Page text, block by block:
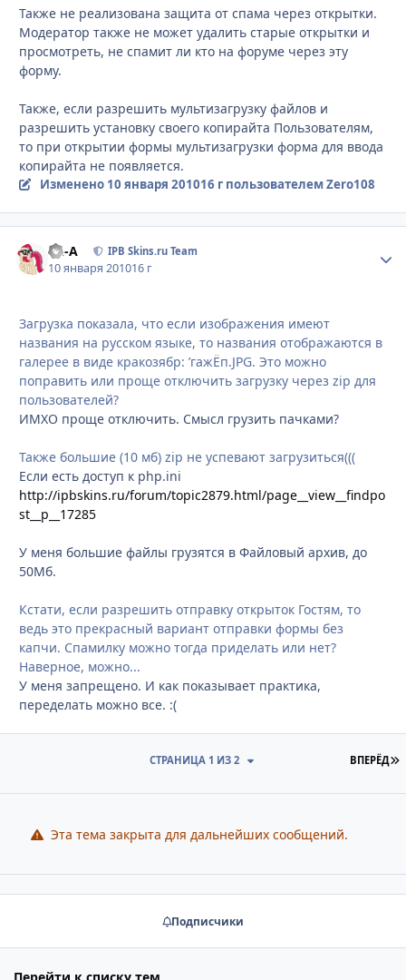
Также не реализована защита от спама через открытки.
Модератор также не может удалить старые открытки и
просмотреть, не спамит ли кто на форуме через эту
форму.
Также, если разрешить мультизагрузку файлов и
разрешить установку своего копирайта Пользователям,
то при открытии формы мультизагрузки форма для ввода
копирайта не появляется.
Изменено 10 января 201016 гпользователем Zero108
Ph-A IPB Skins.ru Team
10 января 201016 г
Загрузка показала, что если изображения имеют
названия на русском языке, то названия отображаются в
галерее в виде кракозябр: ’гажЁп.JPG. Это можно
поправить или проще отключить загрузку через zip для
пользователей?
ИМХО проще отключить. Смысл грузить пачками?
Также большие (10 мб) zip не успевают загрузиться(((
Если есть доступ к php.ini
http://ipbskins.ru/forum/topic2879.html/page__view__findpo
st__p__17285
У меня большие файлы грузятся в Файловый архив, до
50Мб.
Кстати, если разрешить отправку открыток Гостям, то
ведь это прекрасный вариант отправки формы без
капчи. Спамилку можно тогда приделать или нет?
Наверное, можно...
У меня запрещено. И как показывает практика,
переделать можно все. :(
ВПЕРЁД
СТРАНИЦА 1 ИЗ 2
Эта тема закрыта для дальнейших сообщений.
Подписчики